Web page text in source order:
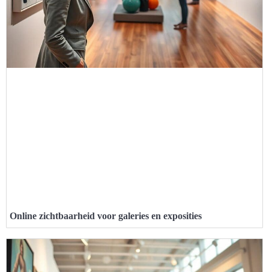
Online zichtbaarheid voor galeries en exposities